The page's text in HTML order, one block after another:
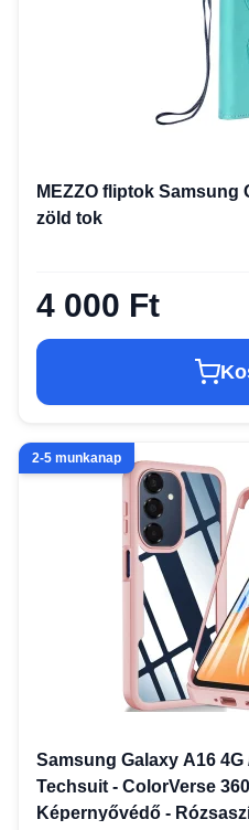
MEZZO fliptok Samsung
zöld tok
4 000 Ft
2-5 munkanap
Samsung Galaxy A16 4G
Techsuit - ColorVerse
Képernyővédő -